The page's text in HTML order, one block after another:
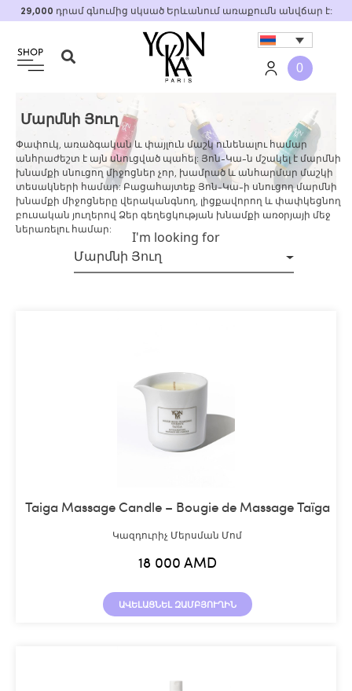
Skip
content
29,000 դրամ գնումից սկսած Երևանում առաքումն անվճար է:
0
Մարմնի Յուղ
Փափուկ, առաձգական և փայլուն մաշկ ունենալու համար
անհրաժեշտ է այն սնուցված պահել: Յոն-Կա-ն մշակել է մարմնի
խնամքի սնուցող միջոցներ չոր, խամրած և անհարմար մաշկի
տեսակների համար: Բացահայտեք Յոն-Կա-ի սնուցող մարմնի
խնամքի միջոցները վերականգնող, լիցքավորող և փափկեցնող
բուսական յուղերով Ձեր գեղեցկության խնամքի առօրյայի մեջ
ներառելու համար:
I'm looking for
Մարմնի Յուղ
Taiga Massage Candle – Bougie de Massage Taïga
Կազդուրիչ Մերսման Մոմ
18 000 AMD
ԱՎԵԼԱՑՆԵԼ ԶԱՄԲՅՈՒՂԻՆ